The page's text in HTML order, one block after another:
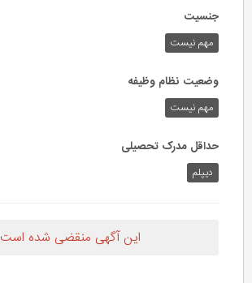
جنسیت
مهم نیست
وضعیت نظام وظیفه
مهم‌ نیست
حداقل مدرک تحصیلی
دیپلم
این آگهی منقضی شده است